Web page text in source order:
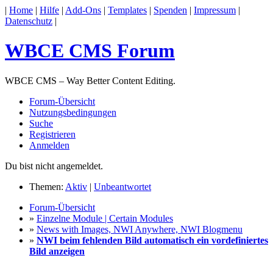
| Home | Hilfe | Add-Ons | Templates | Spenden | Impressum |
Datenschutz |
WBCE CMS Forum
WBCE CMS – Way Better Content Editing.
Forum-Übersicht
Nutzungsbedingungen
Suche
Registrieren
Anmelden
Du bist nicht angemeldet.
Themen: Aktiv | Unbeantwortet
Forum-Übersicht
» Einzelne Module | Certain Modules
» News with Images, NWI Anywhere, NWI Blogmenu
» NWI beim fehlenden Bild automatisch ein vordefiniertes
Bild anzeigen